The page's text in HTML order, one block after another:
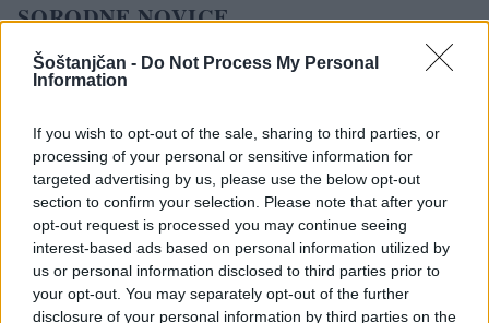
Šoštanjčan - Do Not Process My Personal
Information
If you wish to opt-out of the sale, sharing to third parties, or
processing of your personal or sensitive information for
targeted advertising by us, please use the below opt-out
section to confirm your selection. Please note that after your
opt-out request is processed you may continue seeing
interest-based ads based on personal information utilized by
us or personal information disclosed to third parties prior to
your opt-out. You may separately opt-out of the further
disclosure of your personal information by third parties on the
SORODNE NOVICE
5. avgust 2026
Od danes vzpostavljena popolna
zapora ceste na odcepu Zep-Vrabič v
Skornem
4. avgust 2026